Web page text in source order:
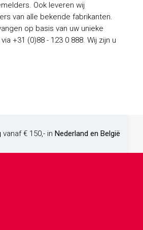
Ook leveren wij
van alle bekende fabrikanten.
op basis van uw unieke
+31 (0)88 - 123 0 888. Wij zijn u
vanaf € 150,- in Nederland en België